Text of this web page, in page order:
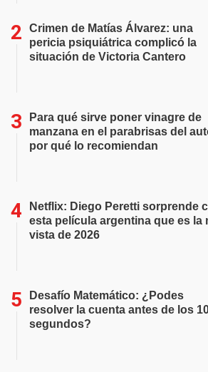
Crimen de Matías Álvarez: una
pericia psiquiátrica complicó la
situación de Victoria Cantero
Para qué sirve poner vinagre de
manzana en el parabrisas del
por qué lo recomiendan
Netflix: Diego Peretti sorprende
esta película argentina que es la
vista de 2026
Desafío Matemático: ¿Podes
resolver la cuenta antes de los
segundos?